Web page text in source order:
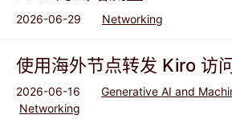
2026-06-29 Networking
使用海外节点转发 Kiro 访
2026-06-16
Generative AI and
Networking